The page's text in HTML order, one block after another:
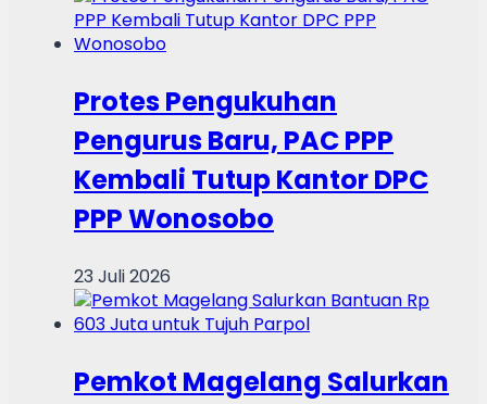
Protes Pengukuhan
Pengurus Baru, PAC PPP
Kembali Tutup Kantor DPC
PPP Wonosobo
23 Juli 2026
Pemkot Magelang Salurkan